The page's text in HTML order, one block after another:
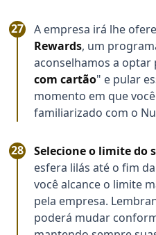
A empresa irá lhe
Rewards, um
aconselhamos a optar
com cartão" e pular
momento em que
familiarizado com o
Selecione o limite do
esfera lilás até o fim
você alcance o limite
pela empresa.
poderá mudar